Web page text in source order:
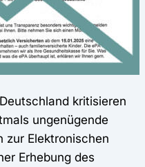
kritisieren
ungenügende
zur Elektronischen
Erhebung des